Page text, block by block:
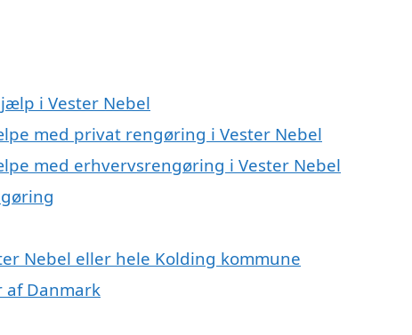
i Vester Nebel
med privat rengøring i Vester Nebel
med erhvervsrengøring i Vester Nebel
Nebel eller hele Kolding kommune
Danmark